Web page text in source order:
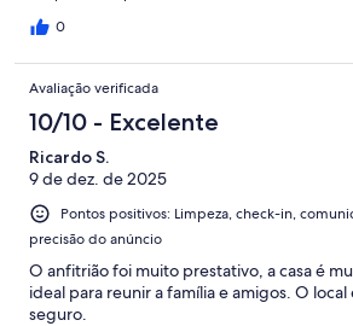
0
Avaliação verificada
10/10 - Excelente
Ricardo S.
9 de dez. de 2025
Pontos positivos: Limpeza, check-in,
precisão do anúncio
O anfitrião foi muito prestativo, a casa é
ideal para reunir a família e amigos. O
seguro.